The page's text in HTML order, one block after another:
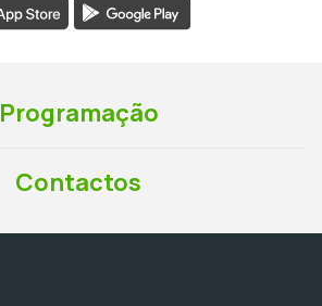
Programação
Contactos